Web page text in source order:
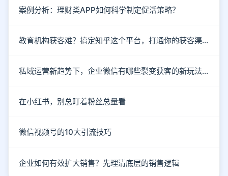
案例分析：理财类APP如何科学制定促活策略？
教育机构获客难？搞定知乎这个平台，打通你的获客渠道！
私域运营新趋势下，企业微信有哪些裂变获客的新玩法？
在小红书，别总盯着粉丝总量看
微信视频号的10大引流技巧
企业如何有效扩大销售？先理清底层的销售逻辑